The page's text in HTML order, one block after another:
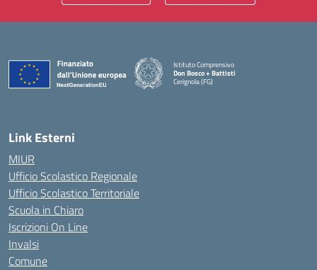
Istituto Comprensivo
Don Bosco + Battisti
Cerignola (FG)
— Visita la pagina iniziale della scuola
Link Esterni
MIUR
Ufficio Scolastico Regionale
Ufficio Scolastico Territoriale
Scuola in Chiaro
Iscrizioni On Line
Invalsi
Comune